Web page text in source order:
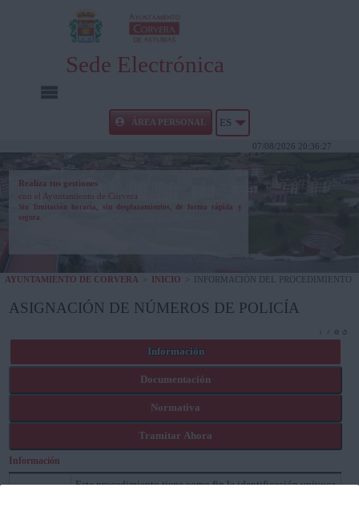
Sede Electrónica
INICIO
CARPETA CIUDADANA
AYUDA
ÁREA PERSONAL ES
07/08/2026 20:36:27
Realiza tus gestiones
con el Ayuntamiento de Corvera
Sin limitación horaria, sin desplazamientos, de forma rápida y
segura.
AYUNTAMIENTO DE CORVERA INICIO INFORMACIÓN DEL PROCEDIMIENTO
ASIGNACIÓN DE NÚMEROS DE POLICÍA
Información
Documentación
Normativa
Tramitar Ahora
Información
Este procedimiento tiene como fin la identificación univoca